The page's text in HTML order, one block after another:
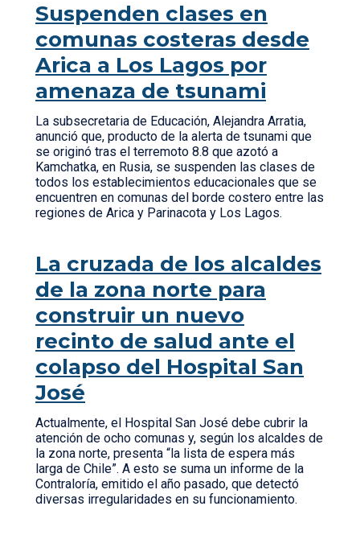
Suspenden clases en
comunas costeras desde
Arica a Los Lagos por
amenaza de tsunami
La subsecretaria de Educación, Alejandra Arratia,
anunció que, producto de la alerta de tsunami que
se originó tras el terremoto 8.8 que azotó a
Kamchatka, en Rusia, se suspenden las clases de
todos los establecimientos educacionales que se
encuentren en comunas del borde costero entre las
regiones de Arica y Parinacota y Los Lagos.
La cruzada de los alcaldes
de la zona norte para
construir un nuevo
recinto de salud ante el
colapso del Hospital San
José
Actualmente, el Hospital San José debe cubrir la
atención de ocho comunas y, según los alcaldes de
la zona norte, presenta “la lista de espera más
larga de Chile”. A esto se suma un informe de la
Contraloría, emitido el año pasado, que detectó
diversas irregularidades en su funcionamiento.